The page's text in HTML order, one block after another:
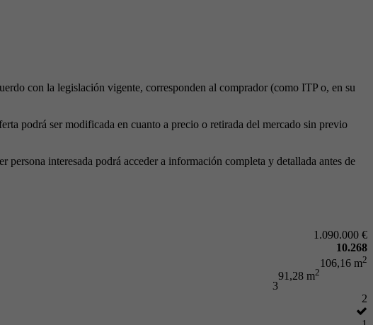
con la legislación vigente, corresponden al comprador (como ITP o, en su
podrá ser modificada en cuanto a precio o retirada del mercado sin previo
interesada podrá acceder a información completa y detallada antes de
1.090.000 €
10.268
106,16 m2
91,28 m2
3
2